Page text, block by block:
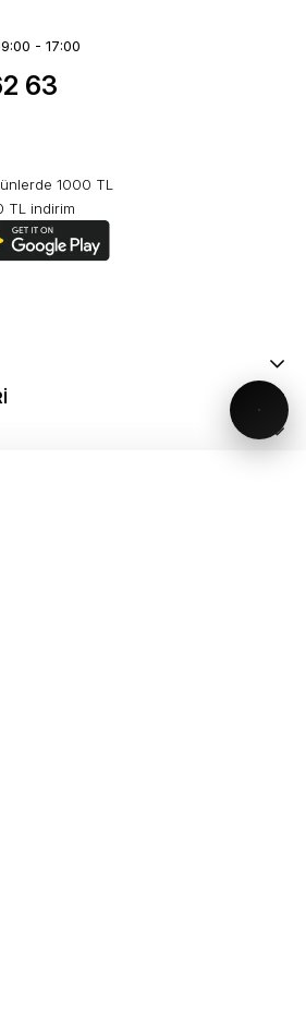
- 17:00
63
1000 TL
TL indirim